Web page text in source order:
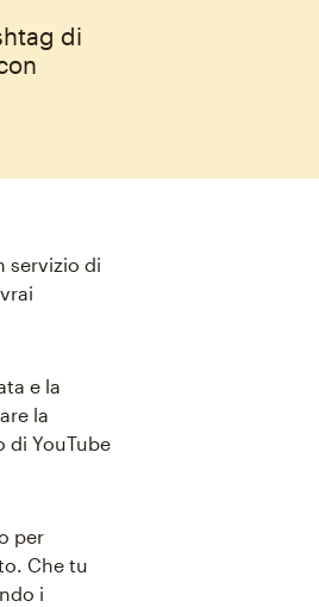
di
servizio di
e la
la
di YouTube
per
Che tu
i